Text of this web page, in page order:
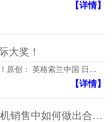
【详情】
大奖！
原创： 英格索兰中国 日…
【详情】
空压机销售中如何做出合理定价